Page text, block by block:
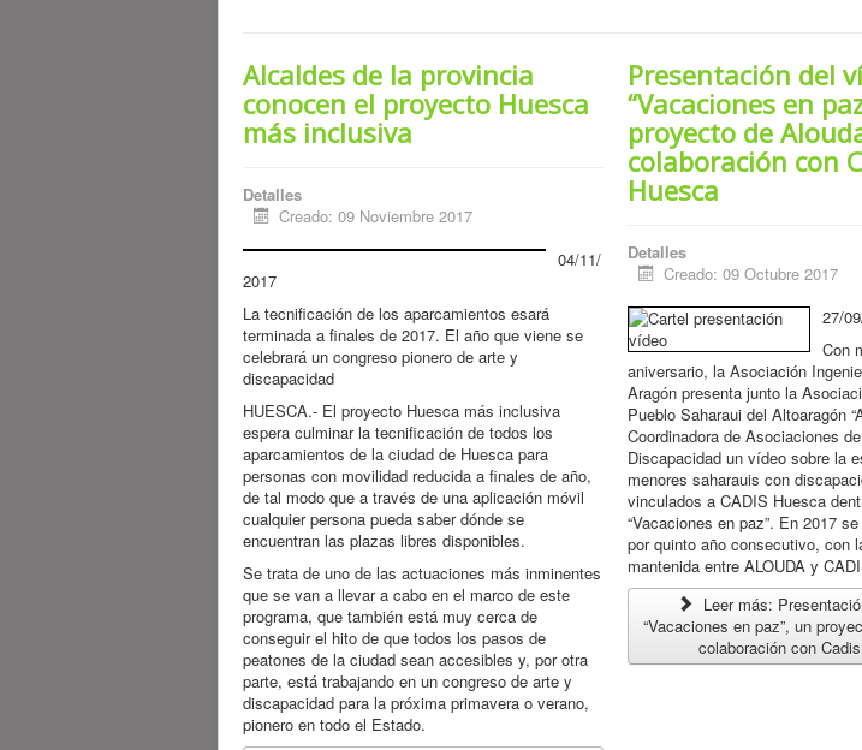
Alcaldes de la provincia
conocen el proyecto Huesca
más inclusiva
Detalles
Creado: 09 Noviembre 2017
04/11/
2017
La tecnificación de los aparcamientos esará
terminada a finales de 2017. El año que viene se
celebrará un congreso pionero de arte y
discapacidad
HUESCA.- El proyecto Huesca más inclusiva
espera culminar la tecnificación de todos los
aparcamientos de la ciudad de Huesca para
personas con movilidad reducida a finales de año,
de tal modo que a través de una aplicación móvil
cualquier persona pueda saber dónde se
encuentran las plazas libres disponibles.
Se trata de uno de las actuaciones más inminentes
que se van a llevar a cabo en el marco de este
programa, que también está muy cerca de
conseguir el hito de que todos los pasos de
peatones de la ciudad sean accesibles y, por otra
parte, está trabajando en un congreso de arte y
discapacidad para la próxima primavera o verano,
pionero en todo el Estado.
Presentación del
“Vacaciones en
proyecto de
colaboración con
Huesca
Detalles
Creado: 09 Octubre 2017
27/
Con
aniversario, la Asociación
Aragón presenta junto la
Pueblo Saharaui del Altoaragón
Coordinadora de Asociaciones
Discapacidad un vídeo sobre la
menores saharauis con
vinculados a CADIS Huesca
“Vacaciones en paz”. En 2017
por quinto año consecutivo, con
mantenida entre ALOUDA y
Leer más:
“Vacaciones en paz”, un
colaboración con